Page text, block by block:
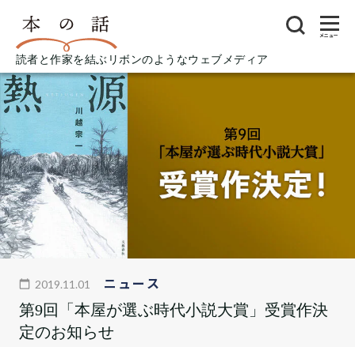
読者と作家を結ぶリボンのようなウェブメディア
メニュー
2019.11.01 ニュース
第9回「本屋が選ぶ時代小説大賞」受賞作決
定のお知らせ